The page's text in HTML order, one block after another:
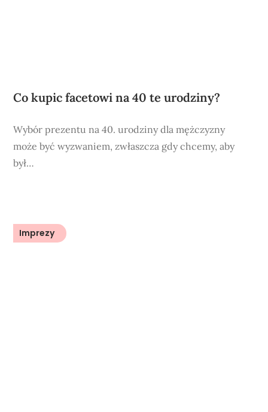
Co kupic facetowi na 40 te urodziny?
Wybór prezentu na 40. urodziny dla mężczyzny
może być wyzwaniem, zwłaszcza gdy chcemy, aby
był…
Imprezy